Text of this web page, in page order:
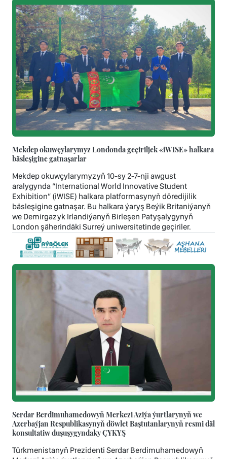
Mekdep okuwçylarymyz Londonda geçiriljek «iWISE» halkara
bäsleşigine gatnaşarlar
Mekdep okuwçylarymyzyň 10-sy 2-7-nji awgust
aralygynda “International World Innovative Student
Exhibition” (iWISE) halkara platformasynyň döredijilik
bäsleşigine gatnaşar. Bu halkara ýaryş Beýik Britaniýanyň
we Demirgazyk Irlandiýanyň Birleşen Patyşalygynyň
London şäherindäki Surreý uniwersitetinde geçiriler.
Serdar Berdimuhamedowyň Merkezi Aziýa ýurtlarynyň we
Azerbaýjan Respublikasynyň döwlet Baştutanlarynyň resmi däl
konsultatiw duşuşygyndaky ÇYKYŞ
Türkmenistanyň Prezidenti Serdar Berdimuhamedowyň